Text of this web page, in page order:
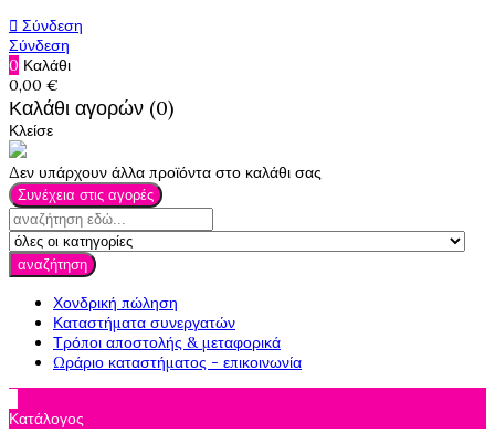
 Σύνδεση
Σύνδεση
0 Καλάθι
0,00 €
Καλάθι αγορών (0)
Κλείσε
Δεν υπάρχουν άλλα προϊόντα στο καλάθι σας
Συνέχεια στις αγορές
αναζήτηση
Χονδρική πώληση
Καταστήματα συνεργατών
Τρόποι αποστολής & μεταφορικά
Ωράριο καταστήματος - επικοινωνία
Κατάλογος